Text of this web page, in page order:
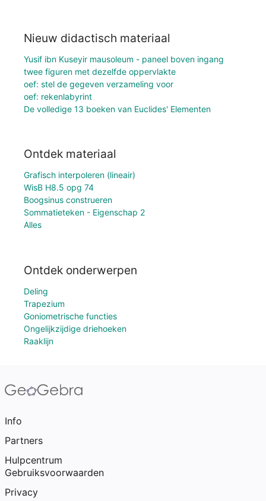
Nieuw didactisch materiaal
Yusif ibn Kuseyir mausoleum - paneel boven ingang
twee figuren met dezelfde oppervlakte
oef: stel de gegeven verzameling voor
oef: rekenlabyrint
De volledige 13 boeken van Euclides' Elementen
Ontdek materiaal
Grafisch interpoleren (lineair)
WisB H8.5 opg 74
Boogsinus construeren
Sommatieteken - Eigenschap 2
Alles
Ontdek onderwerpen
Deling
Trapezium
Goniometrische functies
Ongelijkzijdige driehoeken
Raaklijn
Info
Partners
Hulpcentrum
Gebruiksvoorwaarden
Privacy